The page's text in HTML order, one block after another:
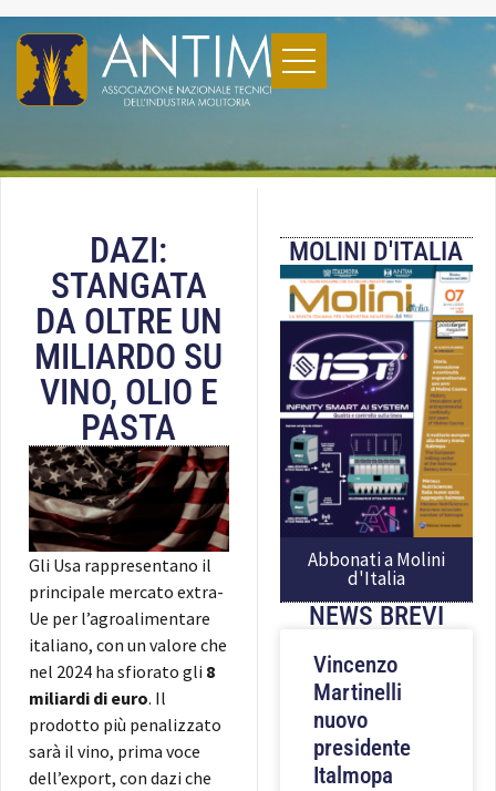
DAZI:
STANGATA
DA OLTRE UN
MILIARDO SU
VINO, OLIO E
PASTA
Gli Usa rappresentano il
principale mercato extra-
Ue per l’agroalimentare
italiano, con un valore che
nel 2024 ha sfiorato gli 8
miliardi di euro. Il
prodotto più penalizzato
sarà il vino, prima voce
dell’export, con dazi che
MOLINI D'ITALIA
Abbonati a Molini
d'Italia
NEWS BREVI
Vincenzo
Martinelli
nuovo
presidente
Italmopa